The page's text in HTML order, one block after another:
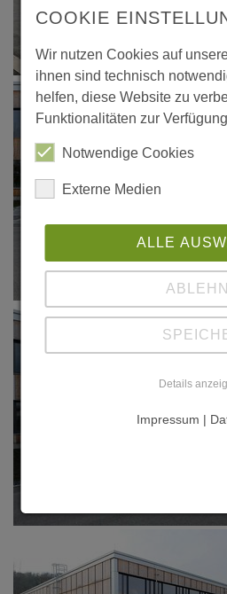
COOKIE
Wir nutzen Cookies auf
ihnen sind technisch
helfen, diese Website zu
Funktionalitäten zur
Notwendige Cookies
Externe Medien
ALLE
Details
Impressum |